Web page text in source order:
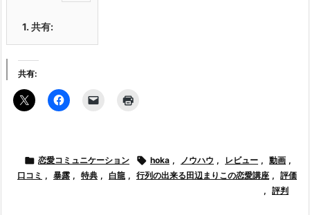
1. 共有:
共有:
 恋愛コミュニケーション  hoka , ノウハウ , レビュー , 動画 ,
口コミ , 暴露 , 特典 , 白龍 , 行列の出来る田辺まりこの恋愛講座 , 評価
, 評判